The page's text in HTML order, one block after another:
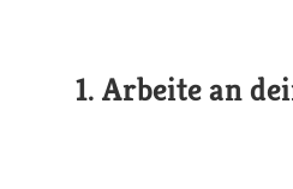
1. Arbeite an